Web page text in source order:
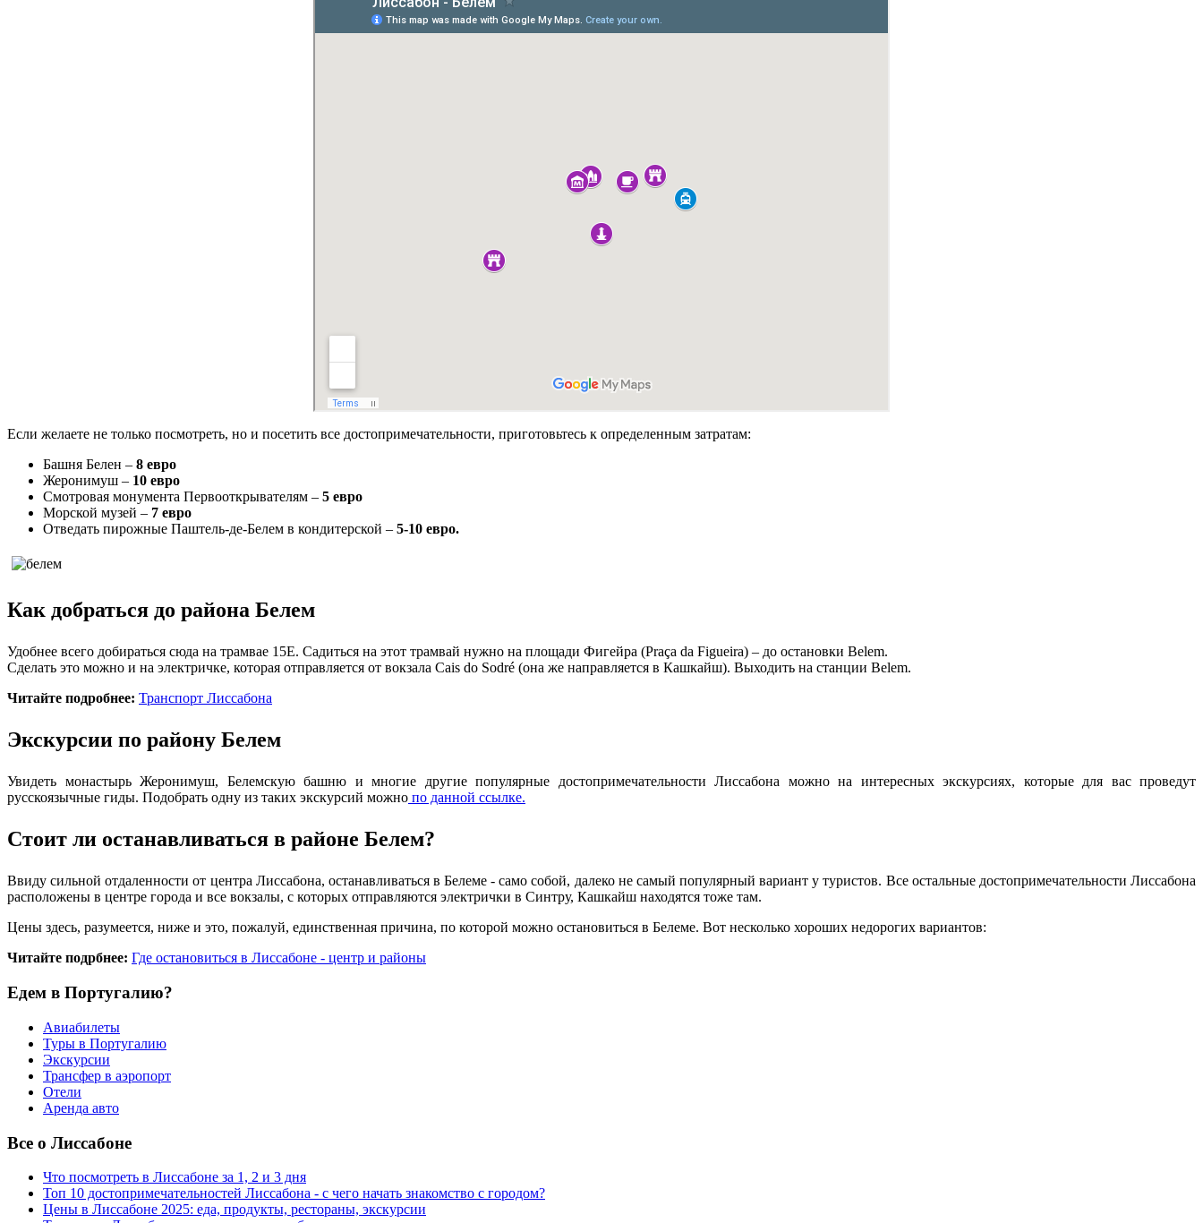
Если желаете не только посмотреть, но и посетить все достопримечательности, приготовьтесь к определенным затратам:
Башня Белен – 8 евро
Жеронимуш – 10 евро
Смотровая монумента Первооткрывателям – 5 евро
Морской музей – 7 евро
Отведать пирожные Паштель-де-Белем в кондитерской – 5-10 евро.
Как добраться до района Белем
Удобнее всего добираться сюда на трамвае 15E. Садиться на этот трамвай нужно на площади Фигейра (Praça da Figueira) – до остановки Belem.
Сделать это можно и на электричке, которая отправляется от вокзала Cais do Sodré (она же направляется в Кашкайш). Выходить на станции Belem.
Читайте подробнее: Транспорт Лиссабона
Экскурсии по району Белем
Увидеть монастырь Жеронимуш, Белемскую башню и многие другие популярные достопримечательности Лиссабона можно на интересных экскурсиях, которые для вас проведут
русскоязычные гиды. Подобрать одну из таких экскурсий можно по данной ссылке.
Стоит ли останавливаться в районе Белем?
Ввиду сильной отдаленности от центра Лиссабона, останавливаться в Белеме - само собой, далеко не самый популярный вариант у туристов. Все остальные достопримечательности Лиссабона
расположены в центре города и все вокзалы, с которых отправляются электрички в Синтру, Кашкайш находятся тоже там.
Цены здесь, разумеется, ниже и это, пожалуй, единственная причина, по которой можно остановиться в Белеме. Вот несколько хороших недорогих вариантов:
Читайте подрбнее: Где остановиться в Лиссабоне - центр и районы
Едем в Португалию?
Авиабилеты
Туры в Португалию
Экскурсии
Трансфер в аэропорт
Отели
Аренда авто
Все о Лиссабоне
Что посмотреть в Лиссабоне за 1, 2 и 3 дня
Топ 10 достопримечательностей Лиссабона - с чего начать знакомство с городом?
Цены в Лиссабоне 2025: еда, продукты, рестораны, экскурсии